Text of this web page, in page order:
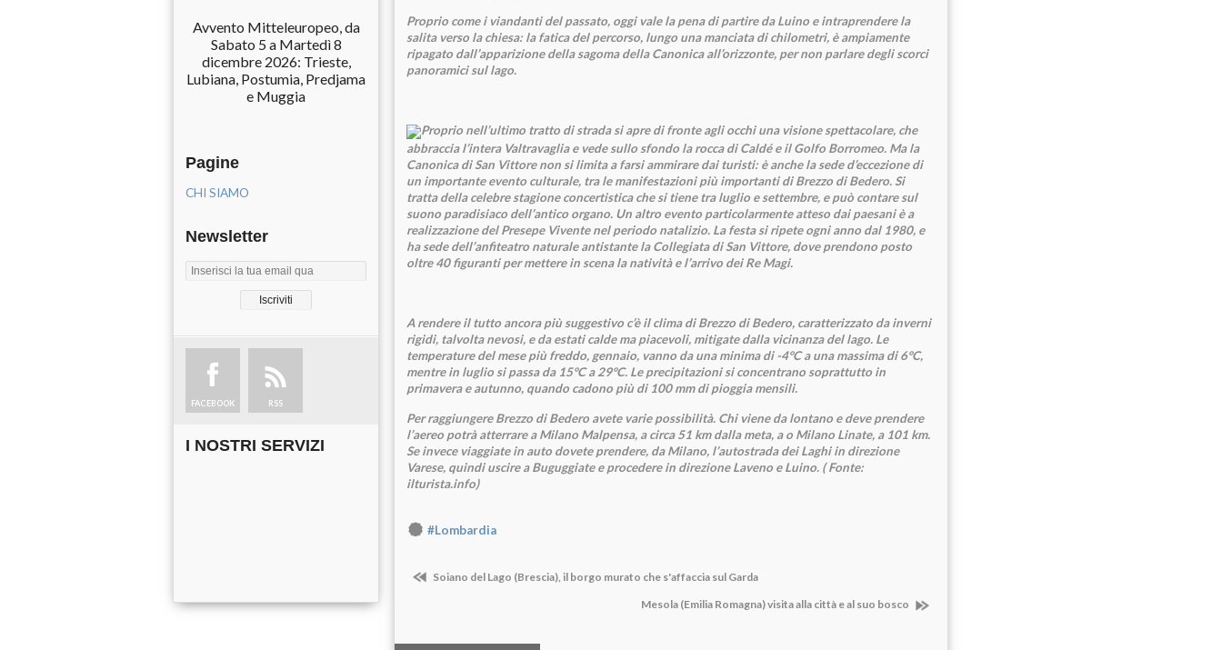
Avvento Mitteleuropeo, da
Sabato 5 a Martedì 8
dicembre 2026: Trieste,
Lubiana, Postumia, Predjama
e Muggia
Pagine
CHI SIAMO
Newsletter
FACEBOOK RSS
I NOSTRI SERVIZI
Proprio come i viandanti del passato, oggi vale la pena di partire da Luino e intraprendere la
salita verso la chiesa: la fatica del percorso, lungo una manciata di chilometri, è ampiamente
ripagato dall’apparizione della sagoma della Canonica all’orizzonte, per non parlare degli scorci
panoramici sul lago.
Proprio nell’ultimo tratto di strada si apre di fronte agli occhi una visione spettacolare, che
abbraccia l’intera Valtravaglia e vede sullo sfondo la rocca di Caldé e il Golfo Borromeo. Ma la
Canonica di San Vittore non si limita a farsi ammirare dai turisti: è anche la sede d’eccezione di
un importante evento culturale, tra le manifestazioni più importanti di Brezzo di Bedero. Si
tratta della celebre stagione concertistica che si tiene tra luglio e settembre, e può contare sul
suono paradisiaco dell’antico organo. Un altro evento particolarmente atteso dai paesani è a
realizzazione del Presepe Vivente nel periodo natalizio. La festa si ripete ogni anno dal 1980, e
ha sede dell’anfiteatro naturale antistante la Collegiata di San Vittore, dove prendono posto
oltre 40 figuranti per mettere in scena la natività e l’arrivo dei Re Magi.
A rendere il tutto ancora più suggestivo c’è il clima di Brezzo di Bedero, caratterizzato da inverni
rigidi, talvolta nevosi, e da estati calde ma piacevoli, mitigate dalla vicinanza del lago. Le
temperature del mese più freddo, gennaio, vanno da una minima di -4°C a una massima di 6°C,
mentre in luglio si passa da 15°C a 29°C. Le precipitazioni si concentrano soprattutto in
primavera e autunno, quando cadono più di 100 mm di pioggia mensili.
Per raggiungere Brezzo di Bedero avete varie possibilità. Chi viene da lontano e deve prendere
l’aereo potrà atterrare a Milano Malpensa, a circa 51 km dalla meta, a o Milano Linate, a 101 km.
Se invece viaggiate in auto dovete prendere, da Milano, l’autostrada dei Laghi in direzione
Varese, quindi uscire a Buguggiate e procedere in direzione Laveno e Luino. ( Fonte:
ilturista.info)
#Lombardia
Soiano del Lago (Brescia), il borgo murato che s'affaccia sul Garda
Mesola (Emilia Romagna) visita alla città e al suo bosco